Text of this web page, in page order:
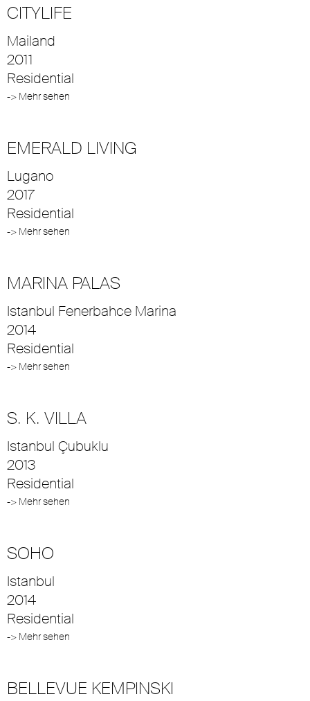
CITYLIFE
Mailand
2011
Residential
-> Mehr sehen
EMERALD LIVING
Lugano
2017
Residential
-> Mehr sehen
MARINA PALAS
Istanbul Fenerbahce Marina
2014
Residential
-> Mehr sehen
S. K. VILLA
Istanbul Çubuklu
2013
Residential
-> Mehr sehen
SOHO
Istanbul
2014
Residential
-> Mehr sehen
BELLEVUE KEMPINSKI